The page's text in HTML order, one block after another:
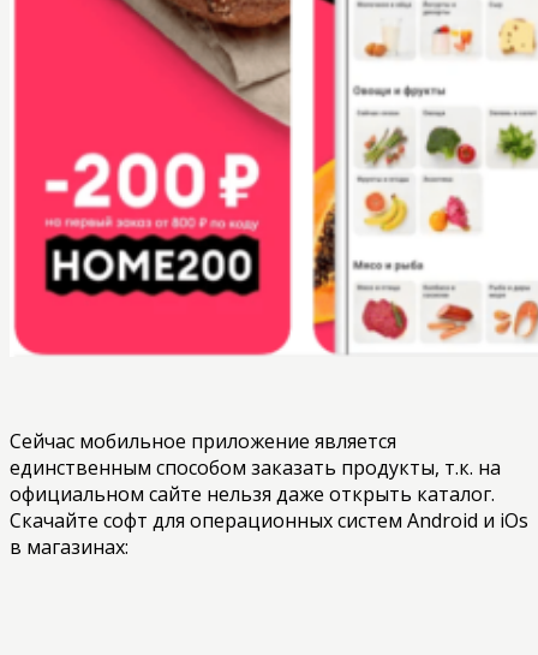
Сейчас мобильное приложение является
единственным способом заказать продукты, т.к. на
официальном сайте нельзя даже открыть каталог.
Скачайте софт для операционных систем Android и iOs
в магазинах: